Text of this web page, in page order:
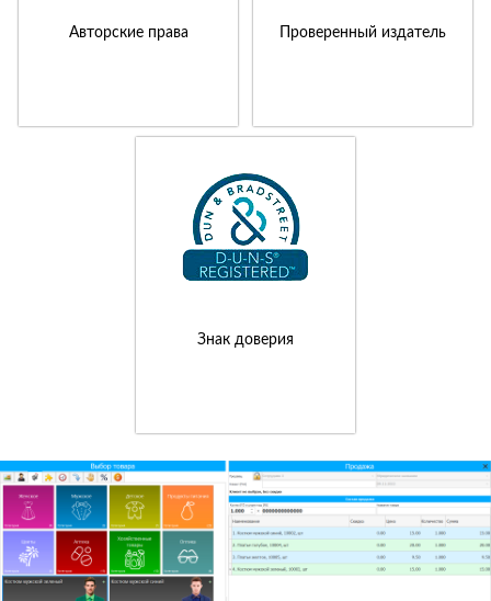
Авторские права Проверенный издатель
Знак доверия